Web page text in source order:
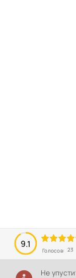
9.1
Голосов: 23
Не